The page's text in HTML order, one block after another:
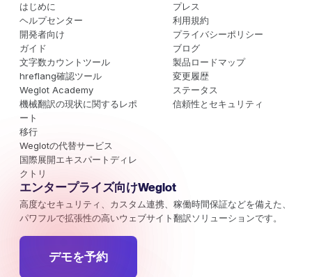
はじめに
ヘルプセンター
開発者向け
ガイド
文字数カウントツール
hreflang確認ツール
Weglot Academy
機械翻訳の現状に関するレポ
ート
移行
Weglotの代替サービス
国際展開エキスパートディレ
クトリ
プレス
利用規約
プライバシーポリシー
ブログ
製品ロードマップ
変更履歴
ステータス
信頼性とセキュリティ
エンタープライズ向けWeglot
高度なセキュリティ、カスタム連携、稼働時間保証などを備えた、
パワフルで拡張性の高いウェブサイト翻訳ソリューションです。
デモを予約